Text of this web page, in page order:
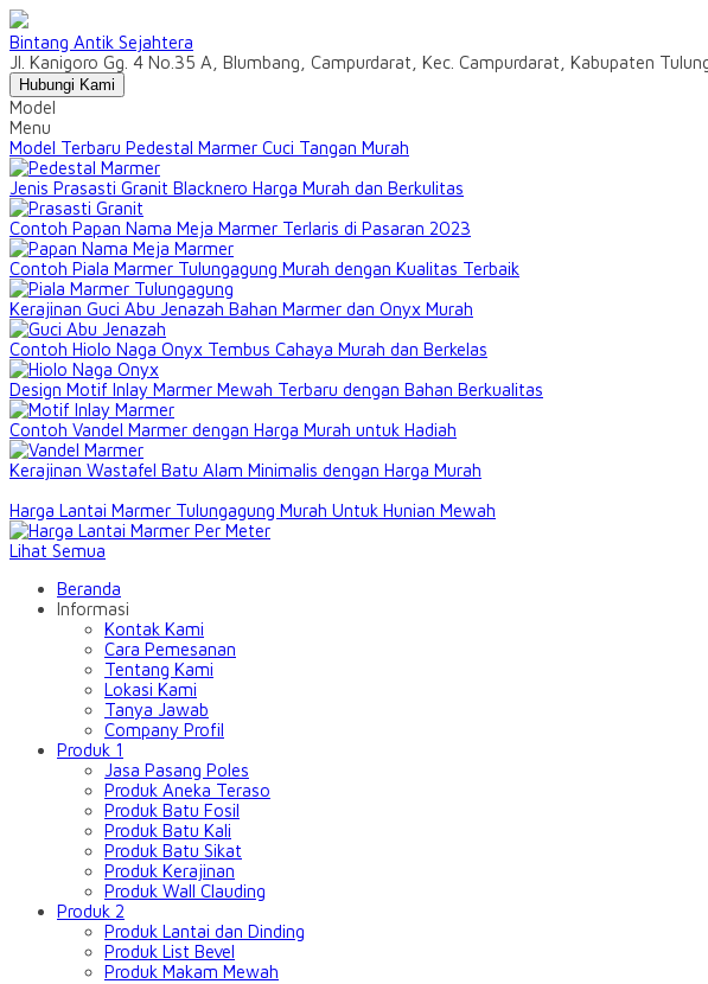
Bintang Antik Sejahtera
Jl. Kanigoro Gg. 4 No.35 A, Blumbang, Campurdarat, Kec. Campurdarat, Kabupaten
Hubungi Kami
Model
Menu
Model Terbaru Pedestal Marmer Cuci Tangan Murah
Jenis Prasasti Granit Blacknero Harga Murah dan Berkulitas
Contoh Papan Nama Meja Marmer Terlaris di Pasaran 2023
Contoh Piala Marmer Tulungagung Murah dengan Kualitas Terbaik
Kerajinan Guci Abu Jenazah Bahan Marmer dan Onyx Murah
Contoh Hiolo Naga Onyx Tembus Cahaya Murah dan Berkelas
Design Motif Inlay Marmer Mewah Terbaru dengan Bahan Berkualitas
Contoh Vandel Marmer dengan Harga Murah untuk Hadiah
Kerajinan Wastafel Batu Alam Minimalis dengan Harga Murah
Harga Lantai Marmer Tulungagung Murah Untuk Hunian Mewah
Lihat Semua
Beranda
Informasi
Kontak Kami
Cara Pemesanan
Tentang Kami
Lokasi Kami
Tanya Jawab
Company Profil
Produk 1
Jasa Pasang Poles
Produk Aneka Teraso
Produk Batu Fosil
Produk Batu Kali
Produk Batu Sikat
Produk Kerajinan
Produk Wall Clauding
Produk 2
Produk Lantai dan Dinding
Produk List Bevel
Produk Makam Mewah